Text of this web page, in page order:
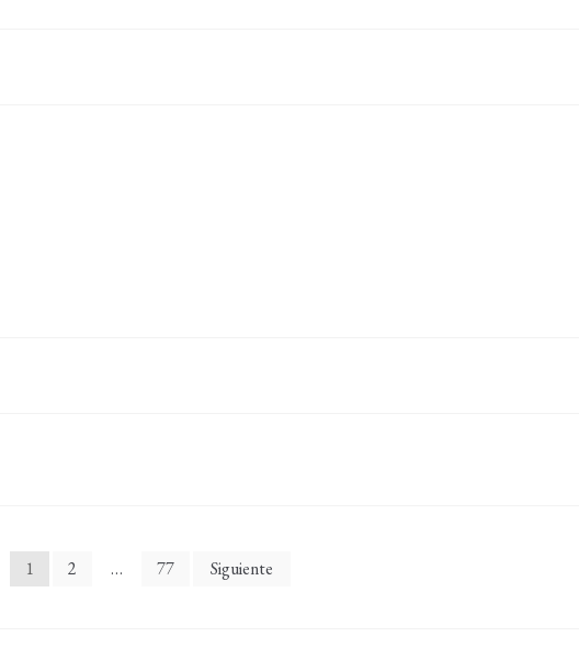
1 2 … 77 Siguiente